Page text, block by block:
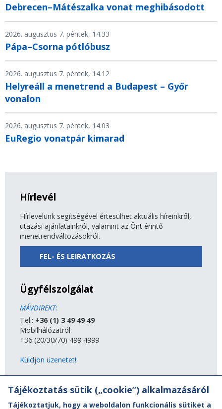
Debrecen–Mátészalka vonat meghibásodott
2026. augusztus 7. péntek, 14.33
Pápa–Csorna pótlóbusz
2026. augusztus 7. péntek, 14.12
Helyreáll a menetrend a Budapest – Győr
vonalon
2026. augusztus 7. péntek, 14.03
EuRegio vonatpár kimarad
Hírlevél
Hírlevelünk segítségével értesülhet aktuális híreinkről,
utazási ajánlatainkról, valamint az Önt érintő
menetrendváltozásokról.
FEL- ÉS LEIRATKOZÁS
Ügyfélszolgálat
MÁVDIREKT:
Tel.: +36 (1) 3 49 49 49
Mobilhálózatról:
+36 (20/30/70) 499 4999
Küldjön üzenetet!
MÁV-csoport
A MÁV-csoport tagjai
Tájékoztatás sütik („cookie”) alkalmazásáról
Tájékoztatjuk, hogy a weboldalon funkcionális sütiket a